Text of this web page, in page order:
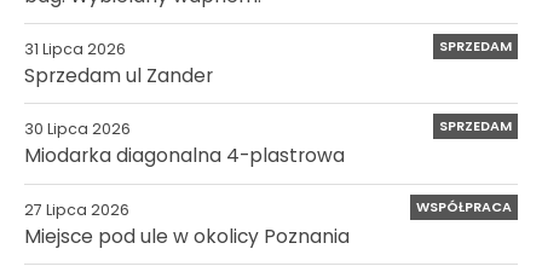
31 Lipca 2026 SPRZEDAM
Sprzedam ul Zander
30 Lipca 2026 SPRZEDAM
Miodarka diagonalna 4-plastrowa
27 Lipca 2026 WSPÓŁPRACA
Miejsce pod ule w okolicy Poznania